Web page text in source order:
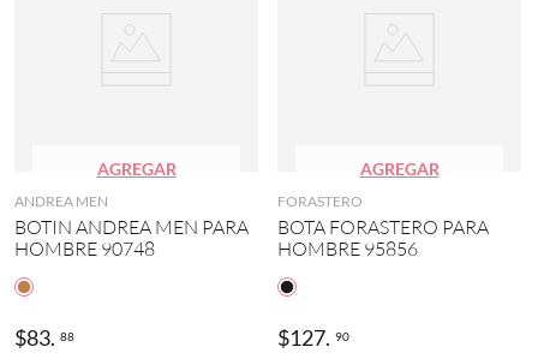
AGREGAR
ANDREA MEN
BOTIN ANDREA MEN PARA
HOMBRE 90748
$83. 88
AGREGAR
FORASTERO
BOTA FORASTERO PARA
HOMBRE 95856
$127. 90